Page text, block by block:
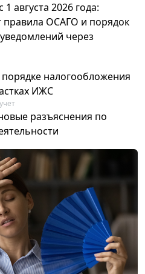
августа 2026 года:
правила ОСАГО и порядок
через
налогообложения
ИЖС
разъяснения по